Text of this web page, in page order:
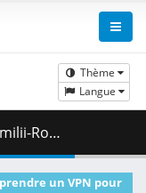
Thème
Langue
( 2.42 GB )
un VPN pour